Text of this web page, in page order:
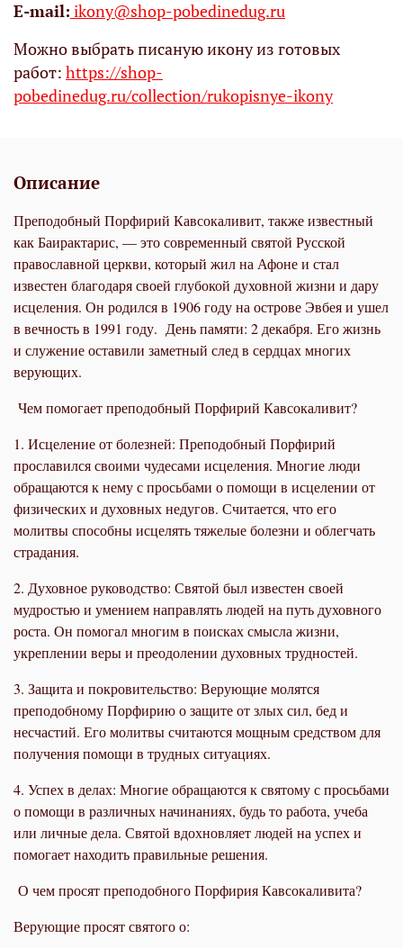
Е-mail: ikony@shop-pobedinedug.ru
Можно выбрать писаную икону из готовых
работ: https://shop-
pobedinedug.ru/collection/rukopisnye-ikony
Описание
Преподобный Порфирий Кавсокаливит, также известный
как Баирактарис, — это современный святой Русской
православной церкви, который жил на Афоне и стал
известен благодаря своей глубокой духовной жизни и дару
исцеления. Он родился в 1906 году на острове Эвбея и ушел
в вечность в 1991 году. День памяти: 2 декабря. Его жизнь
и служение оставили заметный след в сердцах многих
верующих.
Чем помогает преподобный Порфирий Кавсокаливит?
1. Исцеление от болезней: Преподобный Порфирий
прославился своими чудесами исцеления. Многие люди
обращаются к нему с просьбами о помощи в исцелении от
физических и духовных недугов. Считается, что его
молитвы способны исцелять тяжелые болезни и облегчать
страдания.
2. Духовное руководство: Святой был известен своей
мудростью и умением направлять людей на путь духовного
роста. Он помогал многим в поисках смысла жизни,
укреплении веры и преодолении духовных трудностей.
3. Защита и покровительство: Верующие молятся
преподобному Порфирию о защите от злых сил, бед и
несчастий. Его молитвы считаются мощным средством для
получения помощи в трудных ситуациях.
4. Успех в делах: Многие обращаются к святому с просьбами
о помощи в различных начинаниях, будь то работа, учеба
или личные дела. Святой вдохновляет людей на успех и
помогает находить правильные решения.
О чем просят преподобного Порфирия Кавсокаливита?
Верующие просят святого о: